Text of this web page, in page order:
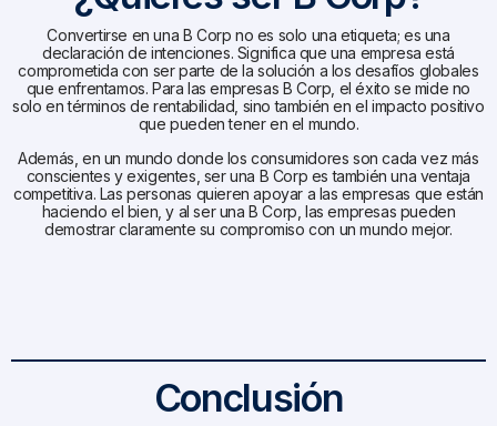
Convertirse en una B Corp no es solo una etiqueta; es una
declaración de intenciones. Significa que una empresa está
comprometida con ser parte de la solución a los desafíos globales
que enfrentamos. Para las empresas B Corp, el éxito se mide no
solo en términos de rentabilidad, sino también en el impacto positivo
que pueden tener en el mundo.
Además, en un mundo donde los consumidores son cada vez más
conscientes y exigentes, ser una B Corp es también una ventaja
competitiva. Las personas quieren apoyar a las empresas que están
haciendo el bien, y al ser una B Corp, las empresas pueden
demostrar claramente su compromiso con un mundo mejor.
Conclusión